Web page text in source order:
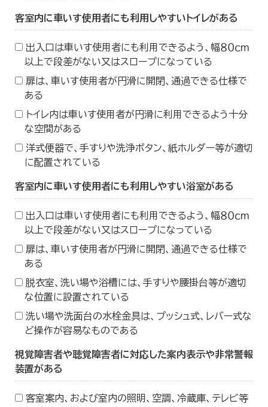
客室内に車いす使用者にも利用しやすいトイレがある
出入口は車いす使用者にも利用できるよう、幅８０ｃｍ
以上で段差がない又はスロープになっている
扉は、車いす使用者が円滑に開閉、通過できる仕様で
ある
トイレ内は車いす使用者が円滑に利用できるよう十分
な空間がある
洋式便器で、手すりや洗浄ボタン、紙ホルダー等が適切
に配置されている
客室内に車いす使用者にも利用しやすい浴室がある
出入口は車いす使用者にも利用できるよう、幅８０ｃｍ
以上で段差がない又はスロープになっている
扉は、車いす使用者が円滑に開閉、通過できる仕様で
ある
脱衣室、洗い場や浴槽には、手すりや腰掛台等が適切
な位置に設置されている
洗い場や洗面台の水栓金具は、プッシュ式、レバー式な
ど操作が容易なものである
視覚障害者や聴覚障害者に対応した案内表示や非常警報
装置がある
客室案内、および室内の照明、空調、冷蔵庫、テレビ等